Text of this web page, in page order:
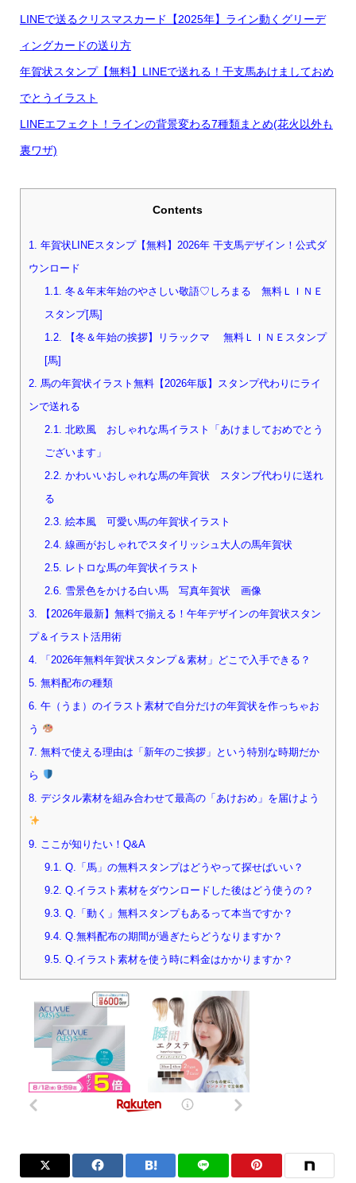
LINEで送るクリスマスカード【2025年】ライン動くグリーデ
ィングカードの送り方
年賀状スタンプ【無料】LINEで送れる！干支馬あけましておめ
でとうイラスト
LINEエフェクト！ラインの背景変わる7種類まとめ(花火以外も
裏ワザ)
Contents
1.
年賀状LINEスタンプ【無料】2026年 干支馬デザイン！公式ダ
ウンロード
1.1.
冬＆年末年始のやさしい敬語♡しろまる 無料ＬＩＮＥ
スタンプ[馬]
1.2.
【冬＆年始の挨拶】リラックマ 無料ＬＩＮＥスタンプ
[馬]
2. 馬の年賀状イラスト無料【2026年版】スタンプ代わりにライ
ンで送れる
2.1.
北欧風 おしゃれな馬イラスト「あけましておめでとう
ございます」
2.2. かわいいおしゃれな馬の年賀状 スタンプ代わりに送れ
る
2.3. 絵本風 可愛い馬の年賀状イラスト
2.4. 線画がおしゃれでスタイリッシュ大人の馬年賀状
2.5.
レトロな馬の年賀状イラスト
2.6. 雪景色をかける白い馬 写真年賀状 画像
3.
【2026年最新】無料で揃える！午年デザインの年賀状スタン
プ＆イラスト活用術
4.
「2026年無料年賀状スタンプ＆素材」どこで入手できる？
5. 無料配布の種類
6. 午（うま）のイラスト素材で自分だけの年賀状を作っちゃお
う
7. 無料で使える理由は「新年のご挨拶」という特別な時期だか
ら
8. デジタル素材を組み合わせて最高の「あけおめ」を届けよう
9.
ここが知りたい！Q&A
9.1.
Q.「馬」の無料スタンプはどうやって探せばいい？
9.2. Q.イラスト素材をダウンロードした後はどう使うの？
9.3. Q.「動く」無料スタンプもあるって本当ですか？
9.4. Q.無料配布の期間が過ぎたらどうなりますか？
9.5. Q.イラスト素材を使う時に料金はかかりますか？